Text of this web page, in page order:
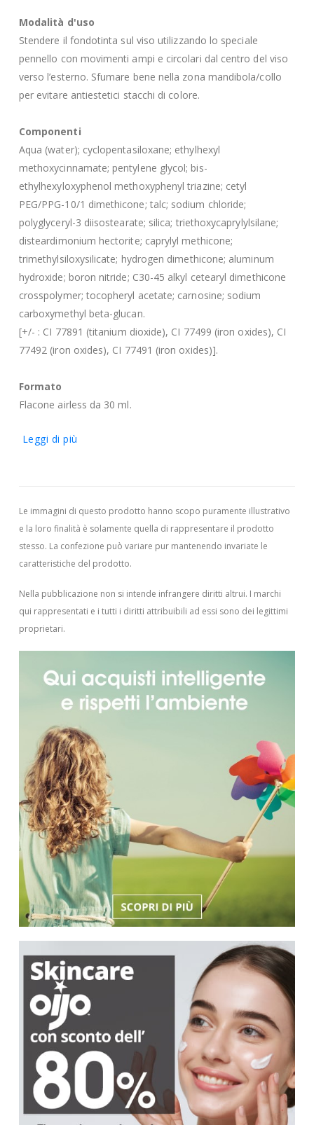
Modalità d'uso
Stendere il fondotinta sul viso utilizzando lo speciale
pennello con movimenti ampi e circolari dal centro del viso
verso l’esterno. Sfumare bene nella zona mandibola/collo
per evitare antiestetici stacchi di colore.
Componenti
Aqua (water); cyclopentasiloxane; ethylhexyl
methoxycinnamate; pentylene glycol; bis-
ethylhexyloxyphenol methoxyphenyl triazine; cetyl
PEG/PPG-10/1 dimethicone; talc; sodium chloride;
polyglyceryl-3 diisostearate; silica; triethoxycaprylylsilane;
disteardimonium hectorite; caprylyl methicone;
trimethylsiloxysilicate; hydrogen dimethicone; aluminum
hydroxide; boron nitride; C30-45 alkyl cetearyl dimethicone
crosspolymer; tocopheryl acetate; carnosine; sodium
carboxymethyl beta-glucan.
[+/- : CI 77891 (titanium dioxide), CI 77499 (iron oxides), CI
77492 (iron oxides), CI 77491 (iron oxides)].
Formato
Flacone airless da 30 ml.
Leggi di più
Le immagini di questo prodotto hanno scopo puramente illustrativo
e la loro finalità è solamente quella di rappresentare il prodotto
stesso. La confezione può variare pur mantenendo invariate le
caratteristiche del prodotto.
Nella pubblicazione non si intende infrangere diritti altrui. I marchi
qui rappresentati e i tutti i diritti attribuibili ad essi sono dei legittimi
proprietari.